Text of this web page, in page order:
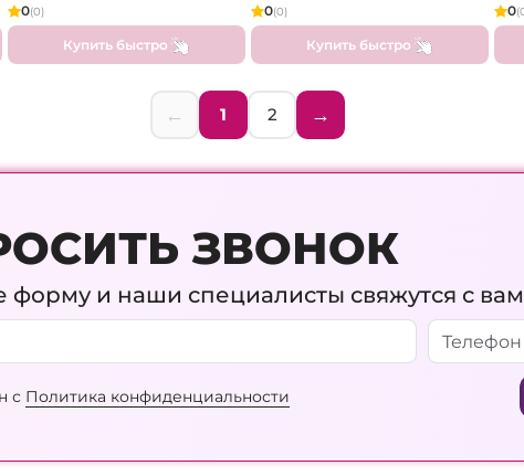
0(0)
Купить быстро
0(0)
Купить быстро
0
← 1 2 →
ЗВОНОК
форму и наши специалисты свяжутся с
с Политика конфиденциальности